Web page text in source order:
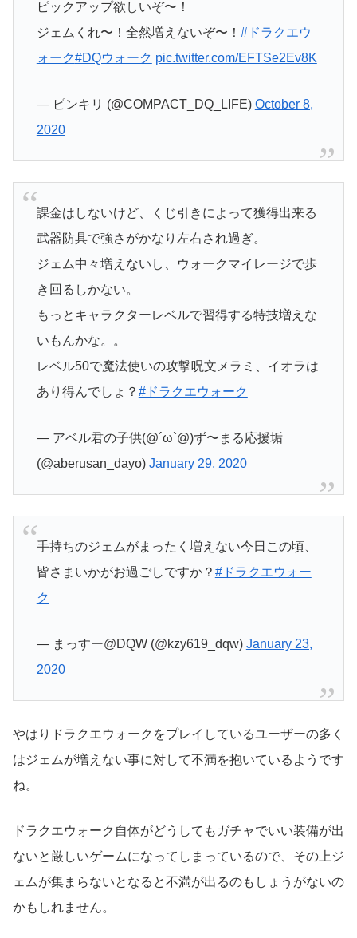
ピックアップ欲しいぞ〜！
ジェムくれ〜！全然増えないぞ〜！ #ドラクエウ
ォーク#DQウォーク pic.twitter.com/EFTSe2Ev8K
— ピンキリ (@COMPACT_DQ_LIFE) October 8,
2020
課金はしないけど、くじ引きによって獲得出来る
武器防具で強さがかなり左右され過ぎ。
ジェム中々増えないし、ウォークマイレージで歩
き回るしかない。
もっとキャラクターレベルで習得する特技増えな
いもんかな。。
レベル50で魔法使いの攻撃呪文メラミ、イオラは
あり得んでしょ？ #ドラクエウォーク
— アベル君の子供(@´ω`@)ず〜まる応援垢
(@aberusan_dayo) January 29, 2020
手持ちのジェムがまったく増えない今日この頃、
皆さまいかがお過ごしですか？ #ドラクエウォー
ク
— まっすー@DQW (@kzy619_dqw) January 23,
2020
やはりドラクエウォークをプレイしているユーザーの多く
はジェムが増えない事に対して不満を抱いているようです
ね。
ドラクエウォーク自体がどうしてもガチャでいい装備が出
ないと厳しいゲームになってしまっているので、その上ジ
ェムが集まらないとなると不満が出るのもしょうがないの
かもしれません。